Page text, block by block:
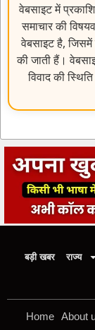
वेबसाइट में
समाचार की
वेबसाइट है,
की जाती हैं।
विवाद की
बड़ी खबर राज्य
Home About